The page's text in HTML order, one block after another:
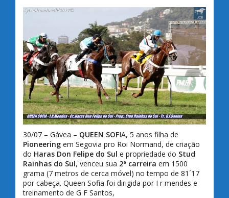
30/07 – Gávea – QUEEN SOFIA, 5 anos filha de
Pioneering em Segovia pro Roi Normand, de criação
do Haras Don Felipe do Sul e propriedade do Stud
Rainhas do Sul, venceu sua 2ª carreira em 1500
grama (7 metros de cerca móvel) no tempo de 81´17
por cabeça. Queen Sofia foi dirigida por I r mendes e
treinamento de G F Santos,